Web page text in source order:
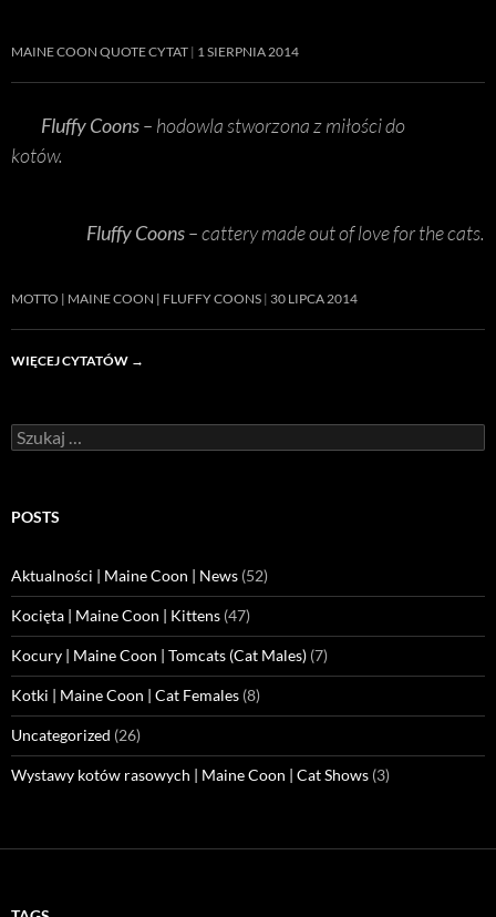
MAINE COON QUOTE CYTAT 1 SIERPNIA 2014
Fluffy Coons– hodowla stworzona z miłości do
kotów.
Fluffy Coons– cattery made out of love for the cats.
MOTTO | MAINE COON | FLUFFY COONS 30 LIPCA 2014
WIĘCEJ CYTATÓW →
Szukaj:
POSTS
Aktualności | Maine Coon | News (52)
Kocięta | Maine Coon | Kittens (47)
Kocury | Maine Coon | Tomcats (Cat Males) (7)
Kotki | Maine Coon | Cat Females (8)
Uncategorized (26)
Wystawy kotów rasowych | Maine Coon | Cat Shows (3)